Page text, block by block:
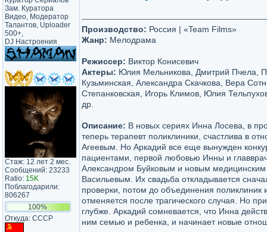
Зам. Куратора
Видео, Модератор
Талантов, Uploader
500+,
DJ Настроения
Стаж: 12 лет 2 мес.
Сообщений: 23233
Ratio: 15K
Поблагодарили:
806267
100%
Откуда: CCCP
Производство: Россия | «Team Films»
Жанр: Мелодрама
Режиссер: Виктор Конисевич
Актеры: Юлия Мельникова, Дмитрий Пчела,
Кузьминская, Александра Скачкова, Вера
Степанковская, Игорь Климов, Юлия
др.
Описание: В новых сериях Инна Лосева, в
теперь терапевт поликлиники, счастлива в
Агеевым. Но Аркадий все еще вынужден
пациентами, первой любовью Инны и
Александром Буйковым и новым
Васильевым. Их свадьба откладывается
проверки, потом до объединения поликлиник
отменяется после трагического случая. Но
глубже. Аркадий сомневается, что Инна
ним семью и ребенка, и начинает новые